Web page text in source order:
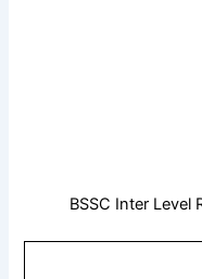
BSSC Inter Level